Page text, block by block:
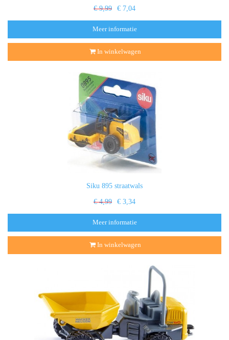
€ 9,99 € 7,04
Meer informatie
In winkelwagen
Siku 895 straatwals
€ 4,99 € 3,34
Meer informatie
In winkelwagen